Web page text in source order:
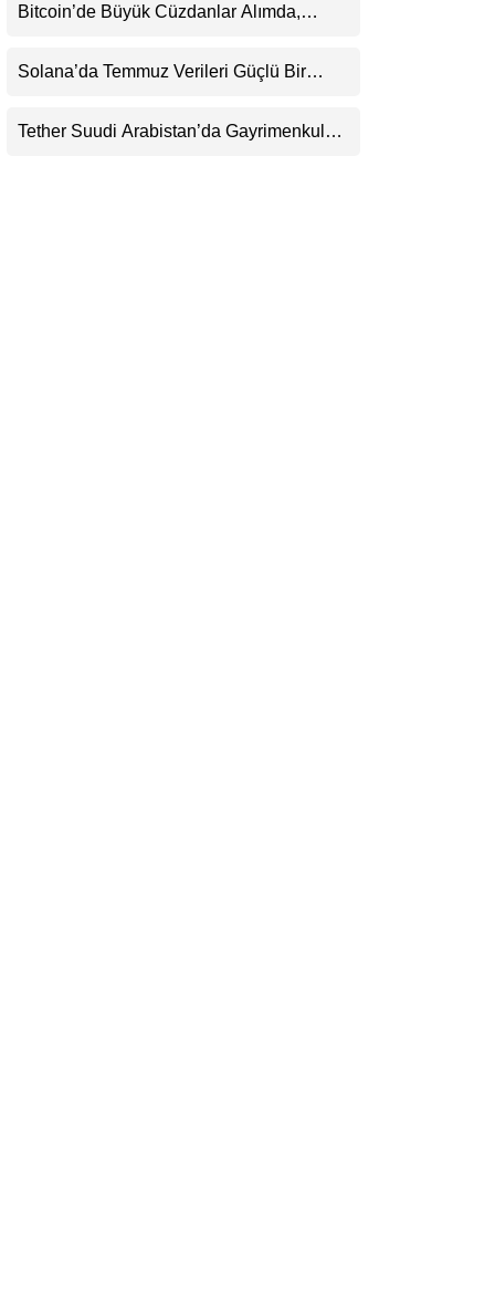
Henüz Yok
Bitcoin’de Büyük Cüzdanlar Alımda,
Dolar Senaryosuna mı Hazırlanıyor?
Solana’da Temmuz Verileri Güçlü Bir
Kez Sadece Memecoin’ler Taşımıyor
Tether Suudi Arabistan’da Gayrimenkul